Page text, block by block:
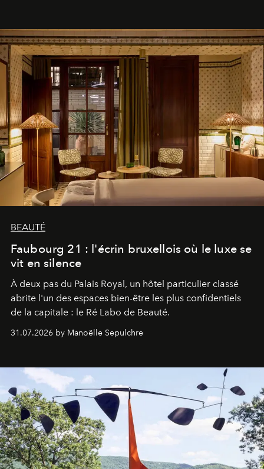
BEAUTÉ
Faubourg 21 : l'écrin bruxellois où le luxe se
vit en silence
À deux pas du Palais Royal, un hôtel particulier classé
abrite l'un des espaces bien-être les plus confidentiels
de la capitale : le Ré Labo de Beauté.
31.07.2026 by Manoëlle Sepulchre